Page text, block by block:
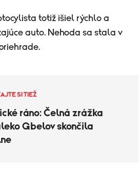
totiž išiel rýchlo a
auto. Nehoda sa stala v
SI TIEŽ
ráno: Čelná zrážka
Gbelov skončila